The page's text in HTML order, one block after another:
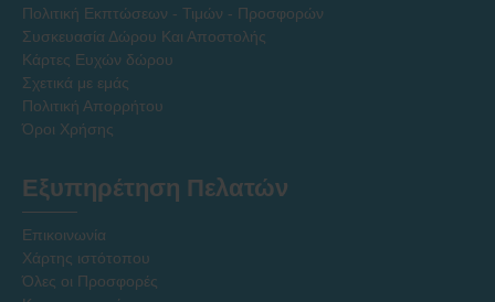
Πολιτική Εκπτώσεων - Τιμών - Προσφορών
Συσκευασία Δώρου Και Αποστολής
Κάρτες Ευχών δώρου
Σχετικά με εμάς
Πολιτική Απορρήτου
Όροι Χρήσης
Εξυπηρέτηση Πελατών
Επικοινωνία
Χάρτης ιστότοπου
Όλες οι Προσφορές